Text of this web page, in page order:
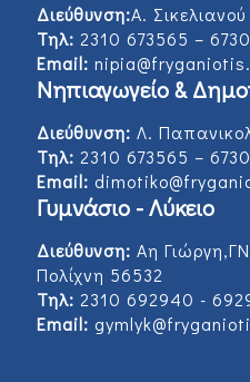
Διεύθυνση:Α.
Τηλ: 2310 673565 –
Email:
Νηπιαγωγείο &
Διεύθυνση: Λ.
Τηλ: 2310 673565 –
Email:
Γυμνάσιο - Λύκειο
Διεύθυνση: Αη
Πολίχνη 56532
Τηλ: 2310 692940 -
Email: